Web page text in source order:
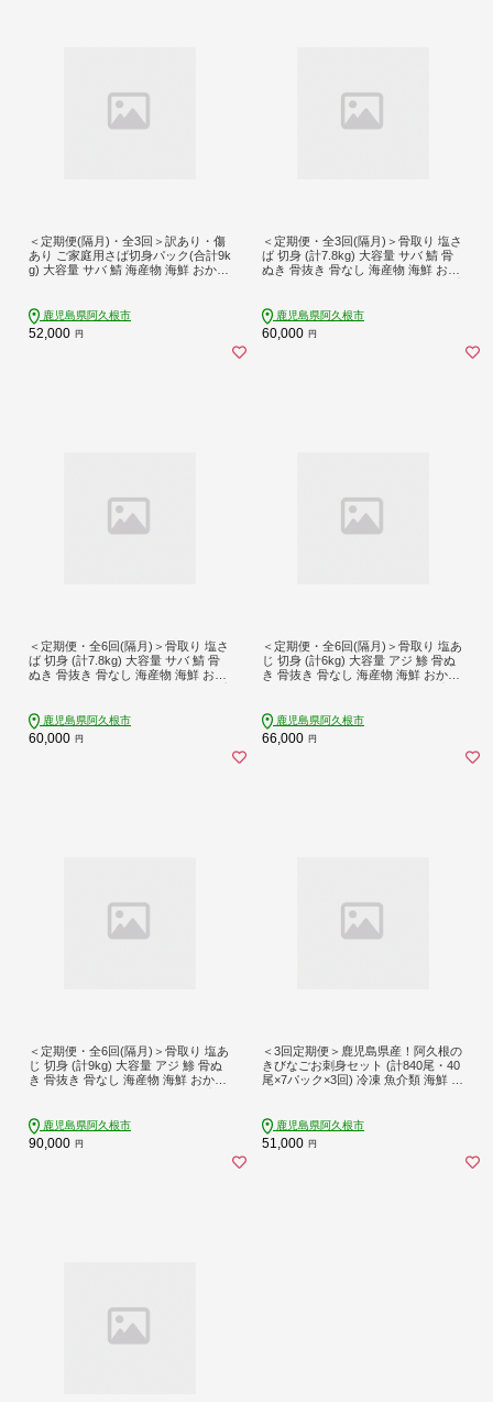
＜定期便(隔月)・全3回＞訳あり・傷
あり ご家庭用さば切身パック(合計9k
g) 大容量 サバ 鯖 海産物 海鮮 おかず
便 【グローバルフーズ】akn061-36
鹿児島県阿久根市
52,000 円
＜定期便・全3回(隔月)＞骨取り 塩さ
ば 切身 (計7.8kg) 大容量 サバ 鯖 骨
ぬき 骨抜き 骨なし 海産物 海鮮 おか
調理 定期便 【グローバルフーズ】ak
n061-44
鹿児島県阿久根市
60,000 円
＜定期便・全6回(隔月)＞骨取り 塩さ
ば 切身 (計7.8kg) 大容量 サバ 鯖 骨
ぬき 骨抜き 骨なし 海産物 海鮮 おか
調理 定期便 【グローバルフーズ】ak
n061-45
鹿児島県阿久根市
60,000 円
＜定期便・全6回(隔月)＞骨取り 塩あ
じ 切身 (計6kg) 大容量 アジ 鯵 骨ぬ
き 骨抜き 骨なし 海産物 海鮮 おかず
理 定期便 【グローバルフーズ】akn0
61-54
鹿児島県阿久根市
66,000 円
＜定期便・全6回(隔月)＞骨取り 塩あ
じ 切身 (計9kg) 大容量 アジ 鯵 骨ぬ
き 骨抜き 骨なし 海産物 海鮮 おかず
理 定期便 【グローバルフーズ】akn0
61-55
鹿児島県阿久根市
90,000 円
＜3回定期便＞鹿児島県産！阿久根の
きびなごお刺身セット (計840尾・40
尾×7パック×3回) 冷凍 魚介類 海鮮 魚
産 国産 【椎木水産】akn054-18
鹿児島県阿久根市
51,000 円